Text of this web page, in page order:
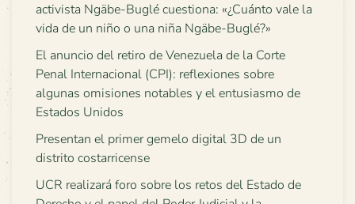
activista Ngäbe-Buglé cuestiona: «¿Cuánto vale la
vida de un niño o una niña Ngäbe-Buglé?»
El anuncio del retiro de Venezuela de la Corte
Penal Internacional (CPI): reflexiones sobre
algunas omisiones notables y el entusiasmo de
Estados Unidos
Presentan el primer gemelo digital 3D de un
distrito costarricense
UCR realizará foro sobre los retos del Estado de